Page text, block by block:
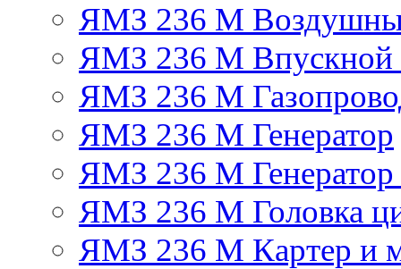
ЯМЗ 236 М
ЯМЗ 236 М Впускной
ЯМЗ 236 М
ЯМЗ 236 М Генератор
ЯМЗ 236 М Генератор
ЯМЗ 236 М Головка
ЯМЗ 236 М Картер и